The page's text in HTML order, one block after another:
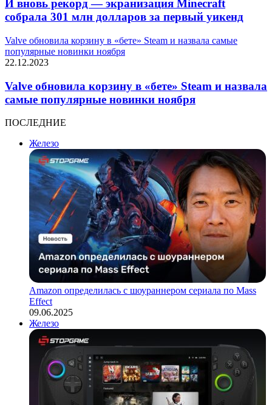
И вновь рекорд — экранизация Minecraft
собрала 301 млн долларов за первый уикенд
Valve обновила корзину в «бете» Steam и назвала самые
популярные новинки ноября
22.12.2023
Valve обновила корзину в «бете» Steam и назвала
самые популярные новинки ноября
ПОСЛЕДНИЕ
Железо
Amazon определилась с шоураннером сериала по Mass
Effect
09.06.2025
Железо